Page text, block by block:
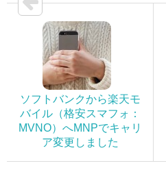
ソフトバンクから楽天モ
バイル（格安スマフォ：
MVNO）へMNPでキャリ
ア変更しました